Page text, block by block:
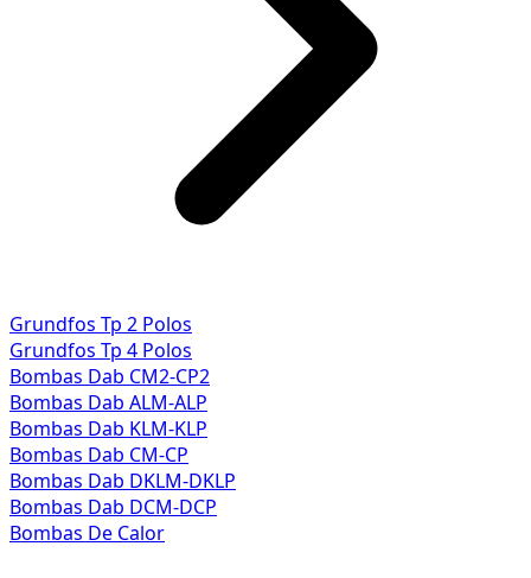
Grundfos Tp 2 Polos
Grundfos Tp 4 Polos
Bombas Dab CM2-CP2
Bombas Dab ALM-ALP
Bombas Dab KLM-KLP
Bombas Dab CM-CP
Bombas Dab DKLM-DKLP
Bombas Dab DCM-DCP
Bombas De Calor